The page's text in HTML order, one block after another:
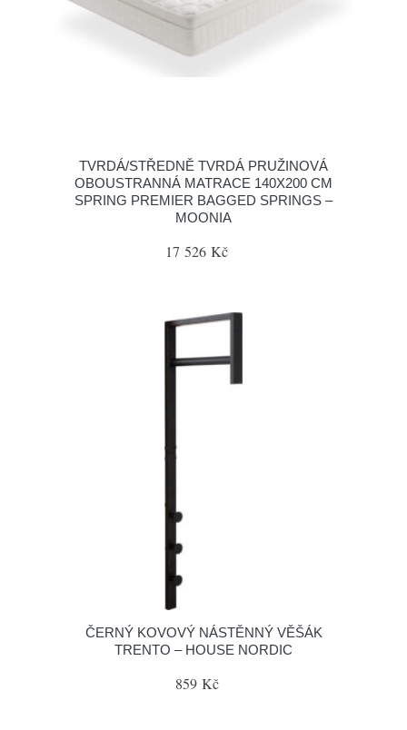
TVRDÁ/STŘEDNĚ TVRDÁ PRUŽINOVÁ
OBOUSTRANNÁ MATRACE 140X200 CM
SPRING PREMIER BAGGED SPRINGS –
MOONIA
17 526 Kč
ČERNÝ KOVOVÝ NÁSTĚNNÝ VĚŠÁK
TRENTO – HOUSE NORDIC
859 Kč